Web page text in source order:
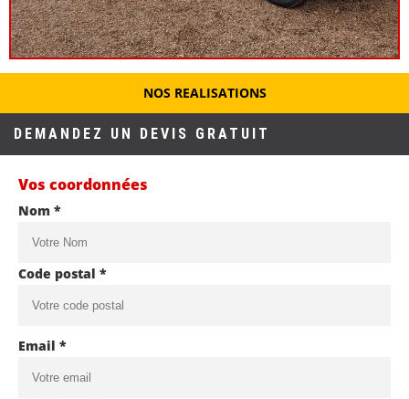
NOS REALISATIONS
DEMANDEZ UN DEVIS GRATUIT
Vos coordonnées
Nom *
Code postal *
Email *